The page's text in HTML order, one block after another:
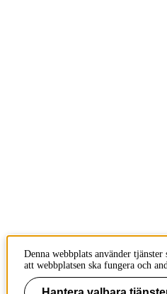
Denna webbplats använder
att webbplatsen ska fungera och